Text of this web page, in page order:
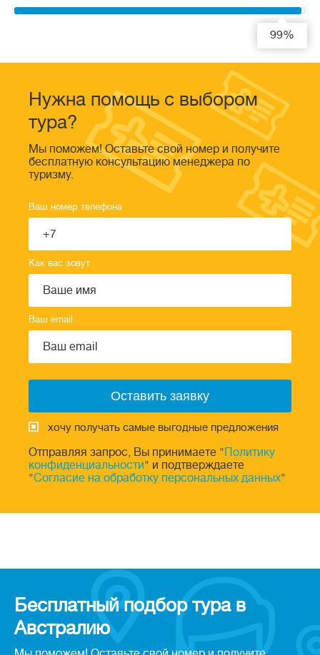
99%
Нужна помощь с выбором
тура?
Мы поможем! Оставьте свой номер и получите
бесплатную консультацию менеджера по
туризму.
Ваш номер телефона
Как вас зовут
Ваш email
хочу получать самые выгодные предложения
Отправляя запрос, Вы принимаете " Политику
конфиденциальности" и подтверждаете
"Согласие на обработку персональных данных"
Бесплатный подбор тура в
Австралию